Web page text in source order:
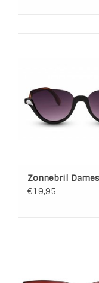
Kleur Lens:
Kleur Montuur:
Lens Type:
Materiaal:
TOEVOEGEN AAN
Zonnebril
€19,95